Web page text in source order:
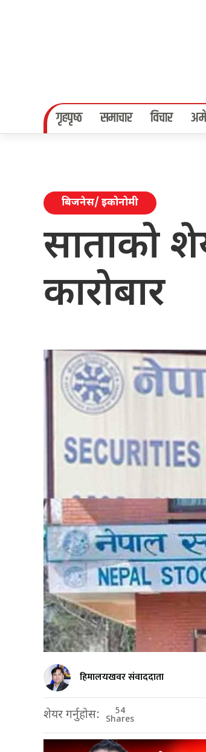
गृहपृष्‍ठ समाचार विचार
बिजनेस/ इकोनोमी
साताको
कारोबार
हिमालयखवर संवाददाता
शेयर गर्नुहोस: 54
Shares